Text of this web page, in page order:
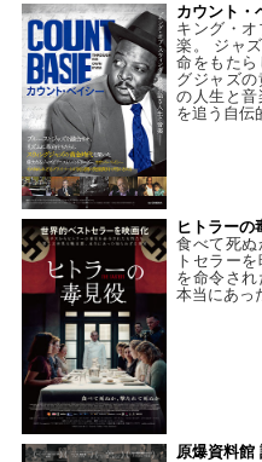
カウント
キング・
楽。 ジャ
命をもた
グジャズ
の人生と音
を追う自伝
ヒトラー
食べて死
トセラー
を命令され
本当にあっ
原爆資料